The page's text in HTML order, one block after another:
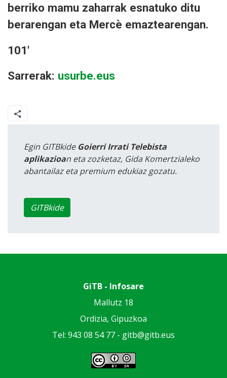
berriko mamu zaharrak esnatuko ditu
berarengan eta Mercè emaztearengan.
101'
Sarrerak: usurbe.eus
Egin GITBkide Goierri Irrati Telebista
aplikazioan eta zozketaz, Gida Komertzialeko
abantailaz eta premium edukiaz gozatu.
GITBkide
GiTB - Infosare
Mallutz 18
Ordizia, Gipuzkoa
Tel: 943 08 54 77 - gitb@gitb.eus